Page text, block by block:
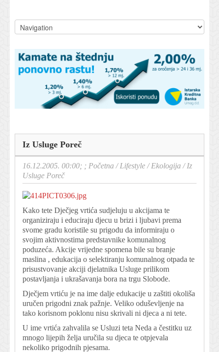
Iz Usluge Poreč
16.12.2005. 00:00; ; Početna /Lifestyle /Ekologija /Iz
Usluge Poreč
Kako tete Dječjeg vrtića sudjeluju u akcijama te
organiziraju i educiraju djecu u brizi i ljubavi prema
svome gradu koristile su prigodu da informiraju o
svojim aktivnostima predstavnike komunalnog
poduzeća. Akcije vrijedne spomena bile su branje
maslina , edukacija o selektiranju komunalnog otpada te
prisustvovanje akciji djelatnika Usluge prilikom
postavljanja i ukrašavanja bora na trgu Slobode.
Dječjem vrtiću je na ime dalje edukacije u zaštiti okoliša
uručen prigodni znak pažnje. Veliko oduševljenje na
tako korisnom poklonu nisu skrivali ni djeca a ni tete.
U ime vrtića zahvalila se Usluzi teta Neda a čestitku uz
mnogo lijepih želja uručila su djeca te otpjevala
nekoliko prigodnih pjesama.